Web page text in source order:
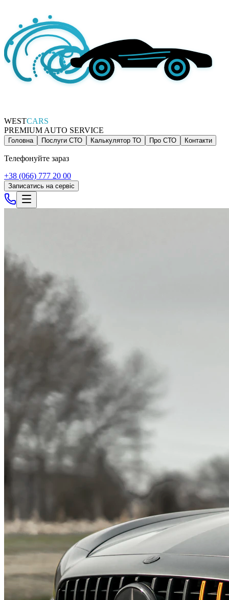
WESTCARS
PREMIUM AUTO SERVICE
Головна Послуги СТО Калькулятор ТО Про СТО Контакти
Телефонуйте зараз
+38 (066) 777 20 00
Записатись на сервіс